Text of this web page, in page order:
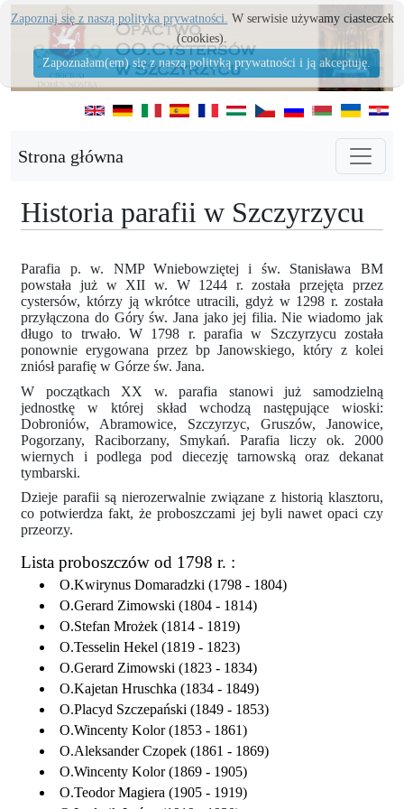
Strona główna
Historia parafii w Szczyrzycu
Parafia p. w. NMP Wniebowziętej i św. Stanisława BM
powstała już w XII w. W 1244 r. została przejęta przez
cystersów, którzy ją wkrótce utracili, gdyż w 1298 r. została
przyłączona do Góry św. Jana jako jej filia. Nie wiadomo jak
długo to trwało. W 1798 r. parafia w Szczyrzycu została
ponownie erygowana przez bp Janowskiego, który z kolei
zniósł parafię w Górze św. Jana.
W początkach XX w. parafia stanowi już samodzielną
jednostkę w której skład wchodzą następujące wioski:
Dobroniów, Abramowice, Szczyrzyc, Gruszów, Janowice,
Pogorzany, Raciborzany, Smykań. Parafia liczy ok. 2000
wiernych i podlega pod diecezję tarnowską oraz dekanat
tymbarski.
Dzieje parafii są nierozerwalnie związane z historią klasztoru,
co potwierdza fakt, że proboszczami jej byli nawet opaci czy
przeorzy.
Lista proboszczów od 1798 r. :
O.Kwirynus Domaradzki (1798 - 1804)
O.Gerard Zimowski (1804 - 1814)
O.Stefan Mrożek (1814 - 1819)
O.Tesselin Hekel (1819 - 1823)
O.Gerard Zimowski (1823 - 1834)
O.Kajetan Hruschka (1834 - 1849)
O.Placyd Szczepański (1849 - 1853)
O.Wincenty Kolor (1853 - 1861)
O.Aleksander Czopek (1861 - 1869)
O.Wincenty Kolor (1869 - 1905)
O.Teodor Magiera (1905 - 1919)
Zapoznaj się z naszą polityka prywatności. W serwisie używamy ciasteczek
(cookies).
Zapoznałam(em) się z naszą polityką prywatności i ją akceptuję.